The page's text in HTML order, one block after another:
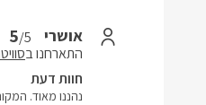
אושרי 5/5
התארחנו ב
חוות דעת
נהננו מאוד.